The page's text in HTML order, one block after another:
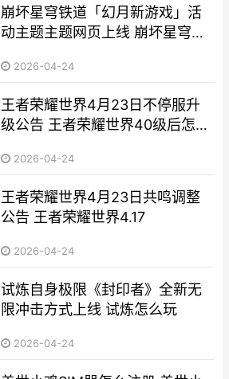
崩坏星穹铁道「幻月新游戏」活
动主题主题网页上线 崩坏星穹铁
2026-04-24
王者荣耀世界4月23日不停服升
级公告 王者荣耀世界40级后怎么
2026-04-24
王者荣耀世界4月23日共鸣调整
公告 王者荣耀世界4.17
2026-04-24
试炼自身极限《封印者》全新无
限冲击方式上线 试炼怎么玩
2026-04-24